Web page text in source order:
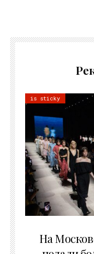
is sticky
На